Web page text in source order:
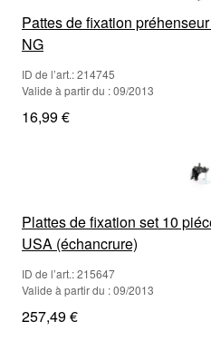
Pattes de fixation
NG
ID de l’art.: 214745
Valide à partir du : 09/2013
16,99 €
Plattes de fixation set 10
USA (échancrure)
ID de l’art.: 215647
Valide à partir du : 09/2013
257,49 €